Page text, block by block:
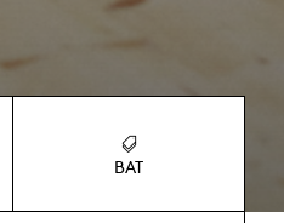
BAT